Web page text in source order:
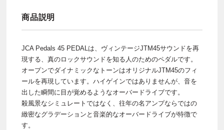
商品説明
JCA Pedals 45 PEDALは、ヴィンテージJTM45サウンドを再
現する、真のロックサウンドを知る人のためのペダルです。
オープンでダイナミックなトーンはオリジナルJTM45のフィ
ールを再現しています。ハイゲインではありませんが、音を
出した瞬間に目が覚めるようなオーバードライブです。
殺風景なシミュレートではなく、往年の名アンプならではの
緻密なグラデーションと音楽的なオーバードライブが特徴で
す。